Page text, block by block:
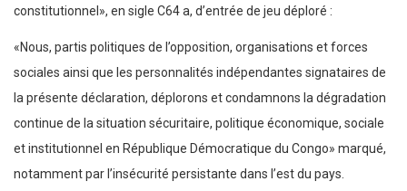
constitutionnel», en sigle C64 a, d’entrée de jeu déploré :
«Nous, partis politiques de l’opposition, organisations et forces
sociales ainsi que les personnalités indépendantes signataires de
la présente déclaration, déplorons et condamnons la dégradation
continue de la situation sécuritaire, politique économique, sociale
et institutionnel en République Démocratique du Congo» marqué,
notamment par l’insécurité persistante dans l’est du pays.